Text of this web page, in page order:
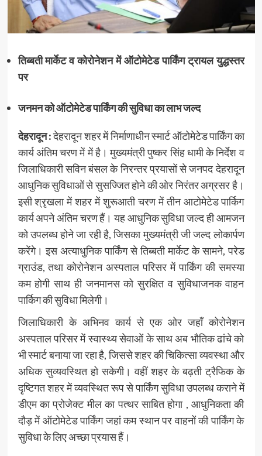
तिब्बती मार्केट व कोरोनेशन में ऑटोमेटेड पार्किंग ट्रायल युद्धस्तर
पर
जनमन को ऑटोमेटेड पार्किंग की सुविधा का लाभ जल्द
देहरादून :देहरादून शहर में निर्माणाधीन स्मार्ट ऑटोमेटेड पार्किंग का
कार्य अंतिम चरण में में है। मुख्यमंत्री पुष्कर सिंह धामी के निर्देश व
जिलाधिकारी सविन बंसल के निरन्तर प्रयासों से जनपद देहरादून
आधुनिक सुविधाओं से सुसज्जित होने की ओर निरंतर अग्रसर है।
इसी श्रृखला में शहर में शुरूआती चरण में तीन आटोमेटेड पार्किग
कार्य अपने अंतिम चरण हैं। यह आधुनिक सुविधा जल्द ही आमजन
को उपलब्ध होने जा रही है, जिसका मुख्यमंत्री जी जल्द लोकार्पण
करेंगे। इस अत्याधुनिक पार्किंग से तिब्बती मार्केट के सामने, परेड
ग्राउंड, तथा कोरोनेशन अस्पताल परिसर में पार्किंग की समस्या
कम होगी साथ ही जनमानस को सुरक्षित व सुविधाजनक वाहन
पार्किग की सुविधा मिलेगी।
जिलाधिकारी के अभिनव कार्य से एक ओर जहाँ कोरोनेशन
अस्पताल परिसर में स्वास्थ्य सेवाओं के साथ अब भौतिक ढांचे को
भी स्मार्ट बनाया जा रहा है, जिससे शहर की चिकित्सा व्यवस्था और
अधिक सुव्यवस्थित हो सकेगी। वहीं शहर के बढ़ती ट्रैफिक के
दृष्टिगत शहर में व्यवस्थित रूप से पार्किंग सुविधा उपलब्ध कराने में
डीएम का प्रोजेक्ट मील का पत्थर साबित होगा , आधुनिकता की
दौड़ में ऑटोमेटेड पार्किंग जहां कम स्थान पर वाहनों की पार्किंग के
सुविधा के लिए अच्छा प्रयास हैं।